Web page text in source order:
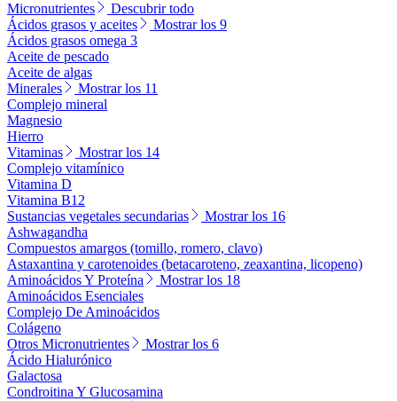
Micronutrientes
Descubrir todo
Ácidos grasos y aceites
Mostrar los 9
Ácidos grasos omega 3
Aceite de pescado
Aceite de algas
Minerales
Mostrar los 11
Complejo mineral
Magnesio
Hierro
Vitaminas
Mostrar los 14
Complejo vitamínico
Vitamina D
Vitamina B12
Sustancias vegetales secundarias
Mostrar los 16
Ashwagandha
Compuestos amargos (tomillo, romero, clavo)
Astaxantina y carotenoides (betacaroteno, zeaxantina, licopeno)
Aminoácidos Y Proteína
Mostrar los 18
Aminoácidos Esenciales
Complejo De Aminoácidos
Colágeno
Otros Micronutrientes
Mostrar los 6
Ácido Hialurónico
Galactosa
Condroitina Y Glucosamina